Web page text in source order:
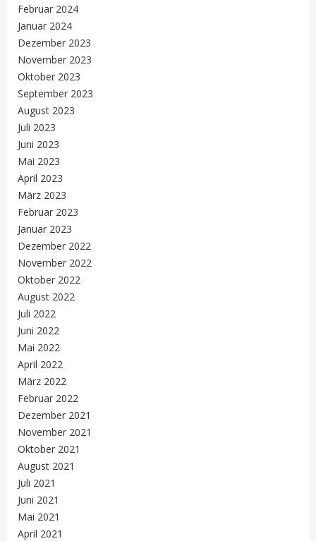
Februar 2024
Januar 2024
Dezember 2023
November 2023
Oktober 2023
September 2023
August 2023
Juli 2023
Juni 2023
Mai 2023
April 2023
März 2023
Februar 2023
Januar 2023
Dezember 2022
November 2022
Oktober 2022
August 2022
Juli 2022
Juni 2022
Mai 2022
April 2022
März 2022
Februar 2022
Dezember 2021
November 2021
Oktober 2021
August 2021
Juli 2021
Juni 2021
Mai 2021
April 2021